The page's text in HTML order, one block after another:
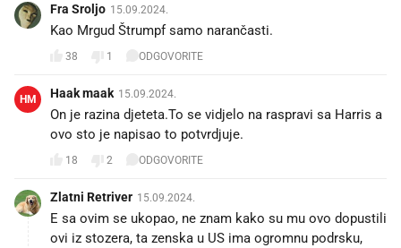
Fra Sroljo 15.09.2024.
Kao Mrgud Štrumpf samo narančasti.
38 1 ODGOVORITE
HM Haak maak 15.09.2024.
On je razina djeteta.To se vidjelo na raspravi sa Harris a
ovo sto je napisao to potvrdjuje.
18 2 ODGOVORITE
Zlatni Retriver 15.09.2024.
E sa ovim se ukopao, ne znam kako su mu ovo dopustili
ovi iz stozera, ta zenska u US ima ogromnu podrsku,